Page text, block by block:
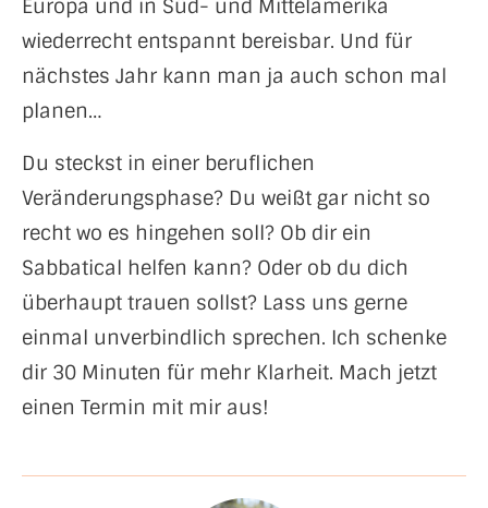
Europa und in Süd- und Mittelamerika
wiederrecht entspannt bereisbar. Und für
nächstes Jahr kann man ja auch schon mal
planen…
Du steckst in einer beruflichen
Veränderungsphase? Du weißt gar nicht so
recht wo es hingehen soll? Ob dir ein
Sabbatical helfen kann? Oder ob du dich
überhaupt trauen sollst? Lass uns gerne
einmal unverbindlich sprechen. Ich schenke
dir 30 Minuten für mehr Klarheit. Mach jetzt
einen Termin mit mir aus!